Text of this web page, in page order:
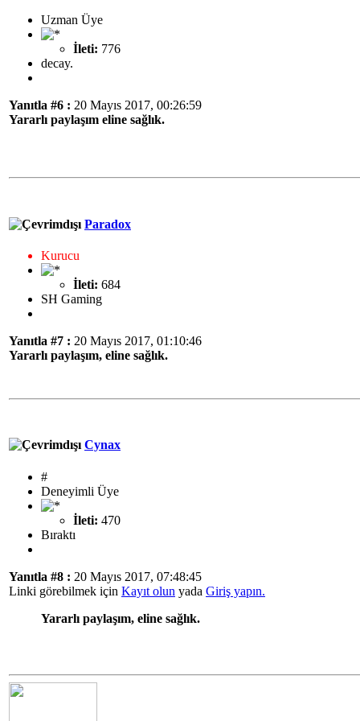
Uzman Üye
İleti: 776
decay.
Yanıtla #6 : 20 Mayıs 2017, 00:26:59
Yararlı paylaşım eline sağlık.
Paradox
Kurucu
İleti: 684
SH Gaming
Yanıtla #7 : 20 Mayıs 2017, 01:10:46
Yararlı paylaşım, eline sağlık.
Cynax
#
Deneyimli Üye
İleti: 470
Bıraktı
Yanıtla #8 : 20 Mayıs 2017, 07:48:45
Linki görebilmek için Kayıt olun yada Giriş yapın.
Yararlı paylaşım, eline sağlık.